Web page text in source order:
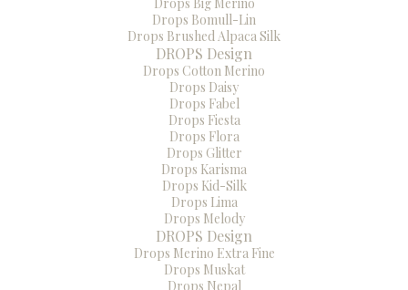
Drops Bomull-Lin
Drops Brushed Alpaca Silk
DROPS Design
Drops Cotton Merino
Drops Daisy
Drops Fabel
Drops Fiesta
Drops Flora
Drops Glitter
Drops Karisma
Drops Kid-Silk
Drops Lima
Drops Melody
DROPS Design
Drops Merino Extra Fine
Drops Muskat
Drops Nepal